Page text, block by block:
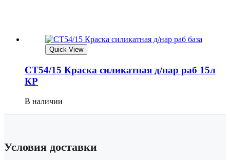
Quick View
СТ54/15 Краска силикатная д/нар раб 15л
КР
В наличии
Условия доставки